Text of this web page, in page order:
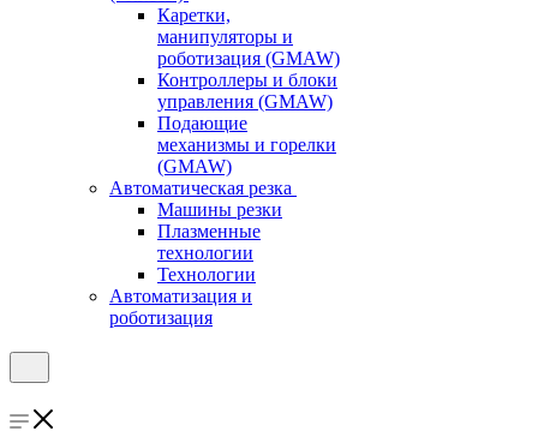
Каретки,
манипуляторы и
роботизация (GMAW)
Контроллеры и блоки
управления (GMAW)
Подающие
механизмы и горелки
(GMAW)
Автоматическая резка
Машины резки
Плазменные
технологии
Технологии
Автоматизация и
роботизация